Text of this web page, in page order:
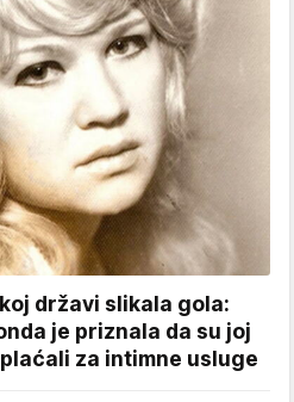
državi slikala gola:
je priznala da su joj
za intimne usluge